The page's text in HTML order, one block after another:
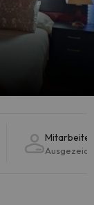
Mitarbeiter